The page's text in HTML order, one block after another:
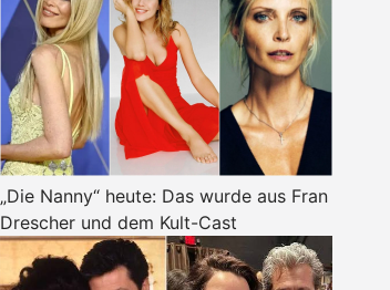
„Die Nanny“ heute: Das wurde aus Fran
Drescher und dem Kult-Cast